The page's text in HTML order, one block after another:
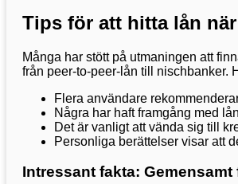
Tips för att hitta lån
Många har stött på utmaningen att
från peer-to-peer-lån till nischbanker.
Flera användare
Några har haft framgång med
Det är vanligt att vända sig till
Personliga berättelser visar att
Intressant fakta: